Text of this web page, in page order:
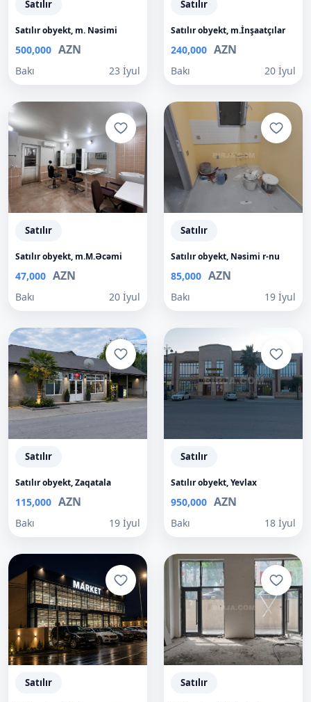
Satılır
Satılır obyekt, m. Nəsimi
500,000 AZN
Bakı 23 İyul
Satılır
Satılır obyekt, m.İnşaatçılar
240,000 AZN
Bakı 20 İyul
Satılır
Satılır obyekt, m.M.Əcəmi
47,000 AZN
Bakı 20 İyul
Satılır
Satılır obyekt, Nəsimi r-nu
85,000 AZN
Bakı 19 İyul
Satılır
Satılır obyekt, Zaqatala
115,000 AZN
Bakı 19 İyul
Satılır
Satılır obyekt, Yevlax
950,000 AZN
Bakı 18 İyul
Satılır Satılır